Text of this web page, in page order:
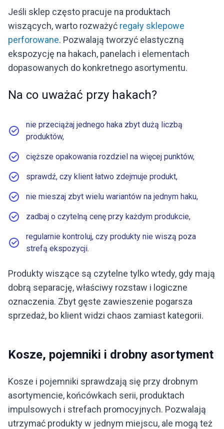
Jeśli sklep często pracuje na produktach
wiszących, warto rozważyć regały sklepowe
perforowane. Pozwalają tworzyć elastyczną
ekspozycję na hakach, panelach i elementach
dopasowanych do konkretnego asortymentu.
Na co uważać przy hakach?
nie przeciążaj jednego haka zbyt dużą liczbą
produktów,
cięższe opakowania rozdziel na więcej punktów,
sprawdź, czy klient łatwo zdejmuje produkt,
nie mieszaj zbyt wielu wariantów na jednym haku,
zadbaj o czytelną cenę przy każdym produkcie,
regularnie kontroluj, czy produkty nie wiszą poza
strefą ekspozycji.
Produkty wiszące są czytelne tylko wtedy, gdy mają
dobrą separację, właściwy rozstaw i logiczne
oznaczenia. Zbyt gęste zawieszenie pogarsza
sprzedaż, bo klient widzi chaos zamiast kategorii.
Kosze, pojemniki i drobny asortyment
Kosze i pojemniki sprawdzają się przy drobnym
asortymencie, końcówkach serii, produktach
impulsowych i strefach promocyjnych. Pozwalają
utrzymać produkty w jednym miejscu, ale mogą też